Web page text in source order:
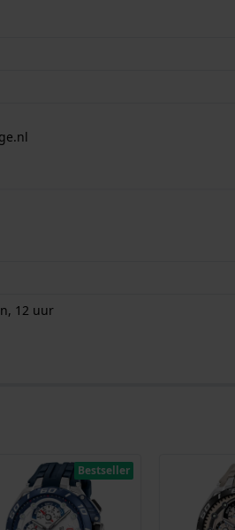
12 uur
Bestseller